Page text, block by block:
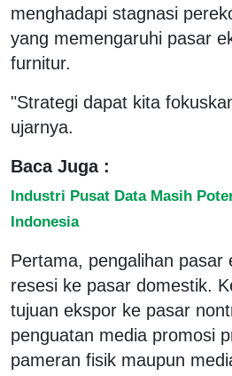
menghadapi stagnasi
yang memengaruhi pasar
furnitur.
"Strategi dapat kita
ujarnya.
Baca Juga :
Industri Pusat Data Masih
Indonesia
Pertama, pengalihan pasar
resesi ke pasar domestik.
tujuan ekspor ke pasar
penguatan media promosi
pameran fisik maupun